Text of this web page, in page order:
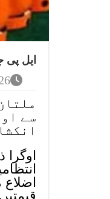
ایل پی جی 550 روپےفی کلو میں
سے
قیمتیں